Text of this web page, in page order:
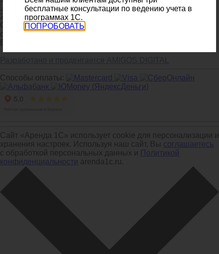
2026 ©
ООО Деловые решения -
официальный сайт.
Все права защищены.
Способы оплаты:
Сайт «Аренда 1С» использует cookie для персонализации и
хранения настроек. Используя наш сайт, Вы соглашаетесь
с обработкой персональных данных и Политикой
конфиденциальности arenda1c.ru.
бесплатные консультации по ведению учета в
программах 1С.
ПОПРОБОВАТЬ